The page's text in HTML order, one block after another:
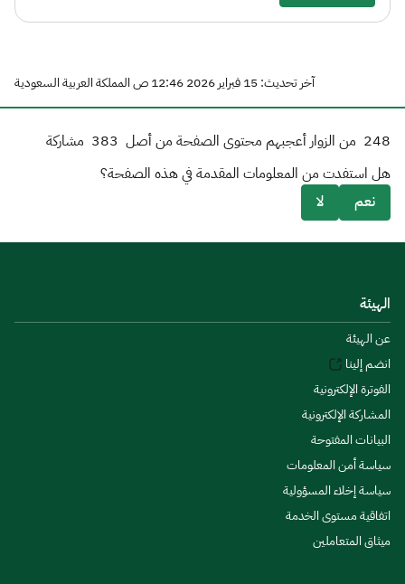
آخر تحديث: 15 فبراير 2026 12:46 ص المملكة العربية السعودية
248 من الزوار أعجبهم محتوى الصفحة من أصل 383 مشاركة
هل استفدت من المعلومات المقدمة في هذه الصفحة؟
نعم
لا
الهيئة
عن الهيئة
انضم إلينا
الفوترة الإلكترونية
المشاركة الإلكترونية
البيانات المفتوحة
سياسة أمن المعلومات
سياسة إخلاء المسؤولية
اتفاقية مستوى الخدمة
ميثاق المتعاملين